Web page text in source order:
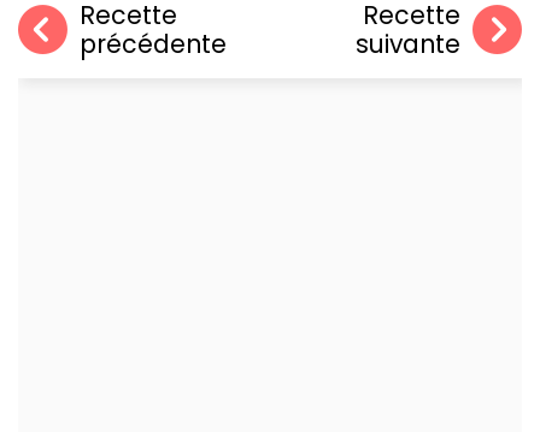
Recette
précédente
Recette
suivante